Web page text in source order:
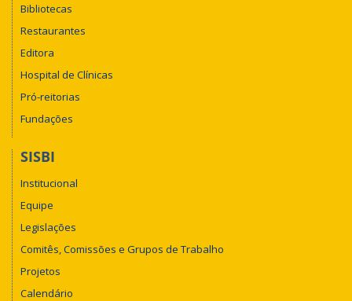
Bibliotecas
Restaurantes
Editora
Hospital de Clínicas
Pró-reitorias
Fundações
SISBI
Institucional
Equipe
Legislações
Comitês, Comissões e Grupos de Trabalho
Projetos
Calendário